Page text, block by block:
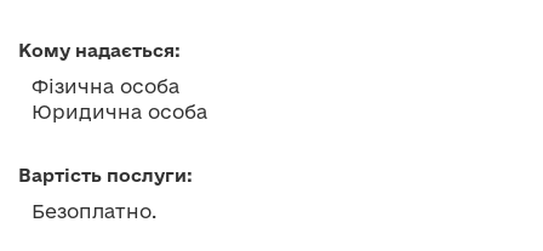
Кому надається:
Фізична особа
Юридична особа
Вартість послуги:
Безоплатно.